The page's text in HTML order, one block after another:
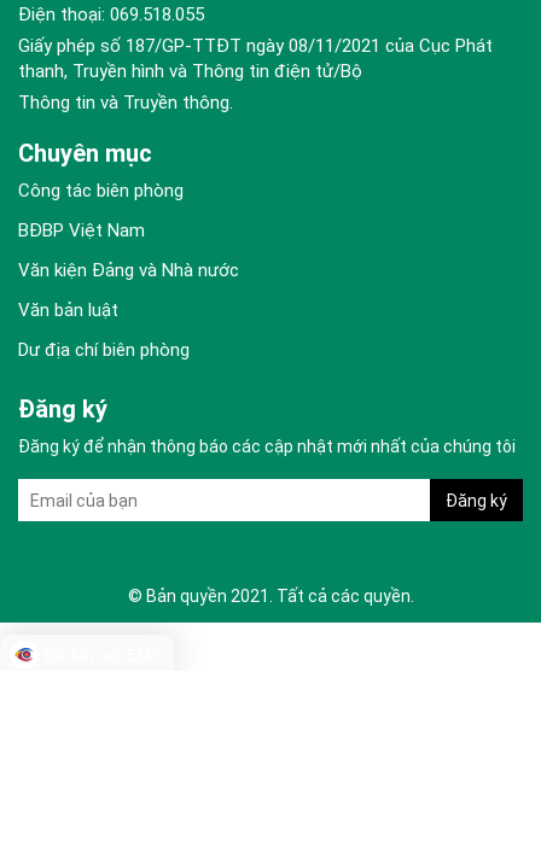
Điện thoại: 069.518.055
Giấy phép số 187/GP-TTĐT ngày 08/11/2021 của Cục Phát
thanh, Truyền hình và Thông tin điện tử/Bộ
Thông tin và Truyền thông.
Chuyên mục
Công tác biên phòng
BĐBP Việt Nam
Văn kiện Đảng và Nhà nước
Văn bản luật
Dư địa chí biên phòng
Đăng ký
Đăng ký để nhận thông báo các cập nhật mới nhất của chúng tôi
© Bản quyền 2021. Tất cả các quyền.